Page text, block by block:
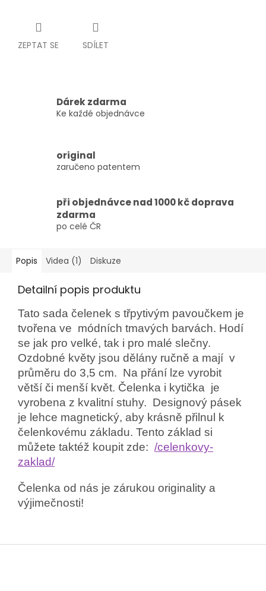
ZEPTAT SE SDÍLET
Dárek zdarma
Ke každé objednávce
original
zaručeno patentem
při objednávce nad 1000 kč doprava
zdarma
po celé ČR
Popis Videa (1) Diskuze
Detailní popis produktu
Tato sada čelenek s třpytivým pavoučkem je
tvořena ve módních tmavých barvách. Hodí
se jak pro velké, tak i pro malé slečny.
Ozdobné květy jsou dělány ručně a mají v
průměru do 3,5 cm. Na přání lze vyrobit
větší či menší květ. Čelenka i kytička je
vyrobena z kvalitní stuhy. Designový pásek
je lehce magnetický, aby krásně přilnul k
čelenkovému základu. Tento základ si
můžete taktéž koupit zde: /celenkovy-
zaklad/
Čelenka od nás je zárukou originality a
výjimečnosti!
Z